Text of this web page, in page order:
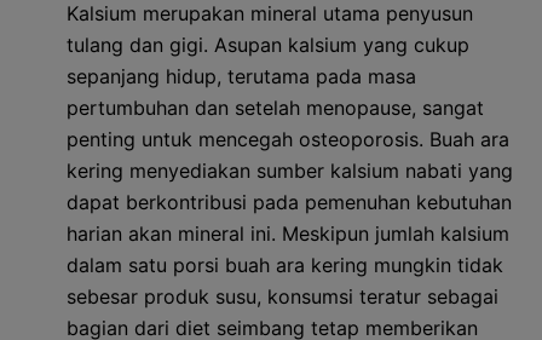
Kalsium merupakan mineral utama penyusun
tulang dan gigi. Asupan kalsium yang cukup
sepanjang hidup, terutama pada masa
pertumbuhan dan setelah menopause, sangat
penting untuk mencegah osteoporosis. Buah ara
kering menyediakan sumber kalsium nabati yang
dapat berkontribusi pada pemenuhan kebutuhan
harian akan mineral ini. Meskipun jumlah kalsium
dalam satu porsi buah ara kering mungkin tidak
sebesar produk susu, konsumsi teratur sebagai
bagian dari diet seimbang tetap memberikan